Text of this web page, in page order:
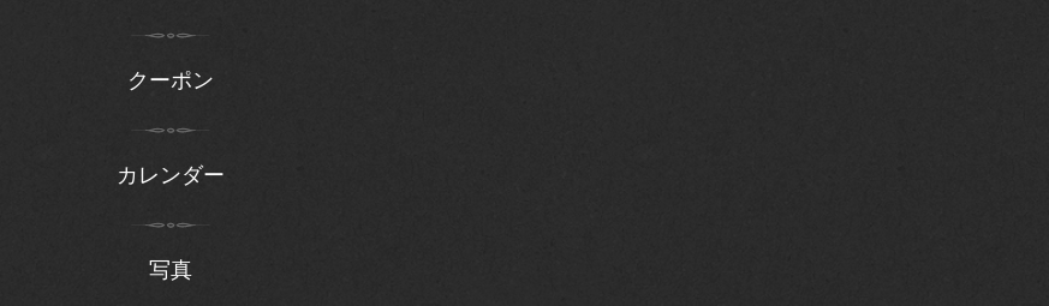
クーポン
カレンダー
写真